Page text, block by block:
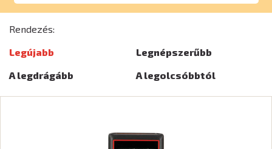
Rendezés:
Legújabb
Legnépszerűbb
A legdrágább
A legolcsóbbtól